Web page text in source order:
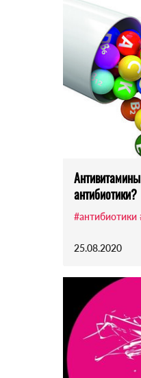
антибиотики?
#антибиотики
25.08.2020